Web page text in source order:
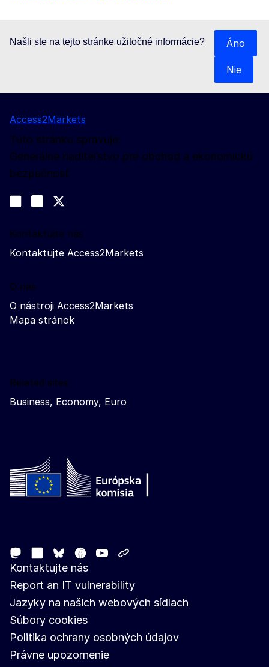
Našli ste na tejto stránke užitočné informácie? Áno
Nie
Access2Markets
Túto stránku spravuje:
Generálne riaditeľstvo pre obchod a ekonomickú
bezpečnosť
Join us on LinkedIn
Trade-Off podcast
Kontaktujte nás
Kontaktujte Access2Markets
O nás
O nástroji Access2Markets
Mapa stránok
Related sites
Business, Economy, Euro
MastodonLinkedIn
Bluesky
Facebook
Youtube
Kontaktujte nás
Report an IT vulnerability
Jazyky na našich webových sídlach
Súbory cookies
Politika ochrany osobných údajov
Právne upozornenie